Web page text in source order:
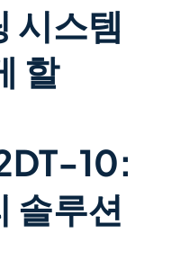
시스템
할
10:
솔루션